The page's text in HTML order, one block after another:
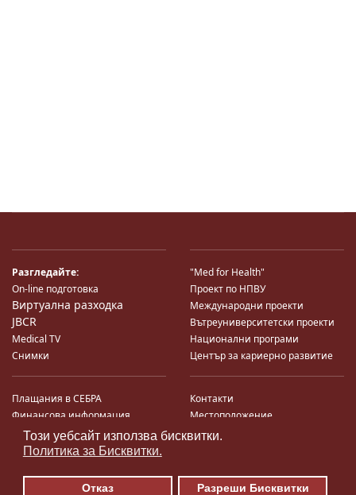
Този уебсайт използва бисквитки.
Политика за Бисквитки.
Отказ Разреши Бисквитки
Разгледайте:
On-line подготовка
Виртуална разходка
JBCR
Medical TV
Снимки
"Med for Health"
Проект по НПВУ
Международни проекти
Вътреуниверситетски проекти
Национални програми
Център за кариерно развитие
Плащания в СЕБРА
Финансова информация
Система за финансово упр-е и
контрол
Търгове по ЗДС
Контакти
Местоположение
Карта на сайта